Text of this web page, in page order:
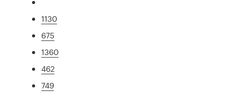
1130
675
1360
462
749